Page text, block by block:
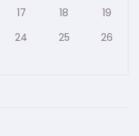
17 18
19
24 25
26